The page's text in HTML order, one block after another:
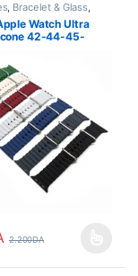
peuvent être
, Bracelet & Glass,
Watch Ultra
42-44-45-
2.200DA
a plusieurs